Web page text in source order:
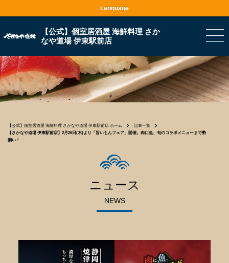
【公式】個室居酒屋 海鮮料理 さか
なや道場 伊東駅前店
【公式】個室居酒屋 海鮮料理 さかなや道場 伊東駅前店 ホーム
記事一覧
【さかなや道場 伊東駅前店】2月26日(木)より「旨いもんフェア」開催。肉に魚、旬のコラボメニューまで勢
揃い！
ニュース
NEWS
Language